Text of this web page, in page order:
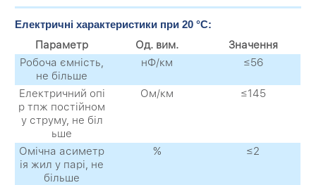
Електричні характеристики при 20 °C:
Параметр Од. вим.
Значення
Робоча ємність,
не більше
нФ/км ≤56
Електричний опі
р тпж постійном
у струму, не біл
ьше
Ом/км ≤145
Омічна асиметр
ія жил у парі, не
більше
% ≤2